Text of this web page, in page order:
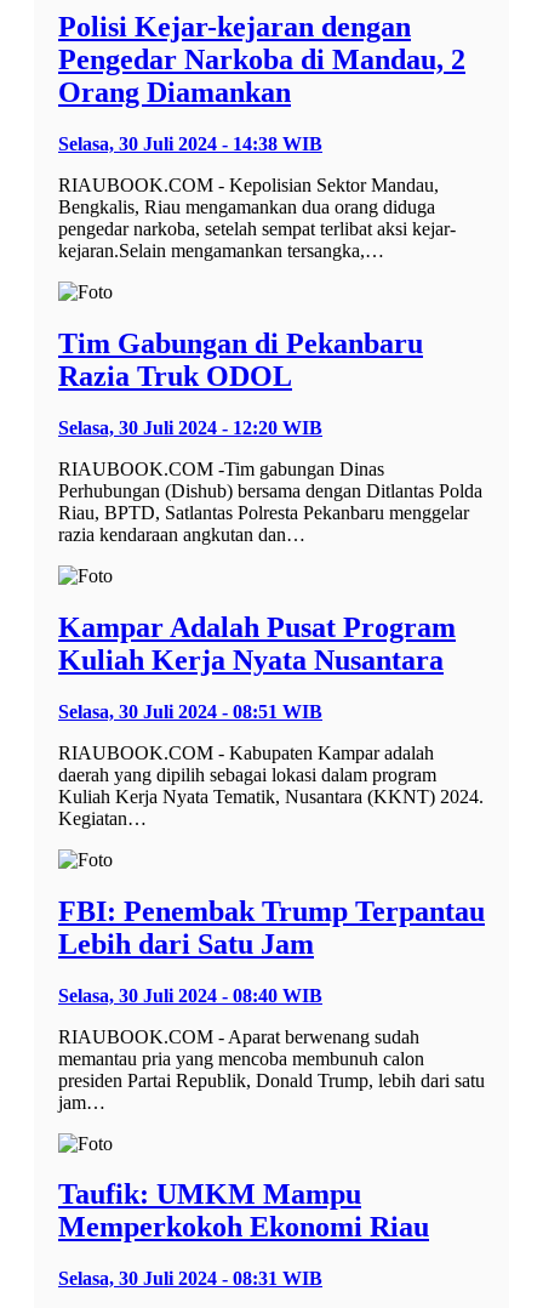
Polisi Kejar-kejaran dengan
Pengedar Narkoba di Mandau, 2
Orang Diamankan
Selasa, 30 Juli 2024 - 14:38 WIB
RIAUBOOK.COM - Kepolisian Sektor Mandau,
Bengkalis, Riau mengamankan dua orang diduga
pengedar narkoba, setelah sempat terlibat aksi kejar-
kejaran.Selain mengamankan tersangka,…
Tim Gabungan di Pekanbaru
Razia Truk ODOL
Selasa, 30 Juli 2024 - 12:20 WIB
RIAUBOOK.COM -Tim gabungan Dinas
Perhubungan (Dishub) bersama dengan Ditlantas Polda
Riau, BPTD, Satlantas Polresta Pekanbaru menggelar
razia kendaraan angkutan dan…
Kampar Adalah Pusat Program
Kuliah Kerja Nyata Nusantara
Selasa, 30 Juli 2024 - 08:51 WIB
RIAUBOOK.COM - Kabupaten Kampar adalah
daerah yang dipilih sebagai lokasi dalam program
Kuliah Kerja Nyata Tematik, Nusantara (KKNT) 2024.
Kegiatan…
FBI: Penembak Trump Terpantau
Lebih dari Satu Jam
Selasa, 30 Juli 2024 - 08:40 WIB
RIAUBOOK.COM - Aparat berwenang sudah
memantau pria yang mencoba membunuh calon
presiden Partai Republik, Donald Trump, lebih dari satu
jam…
Taufik: UMKM Mampu
Memperkokoh Ekonomi Riau
Selasa, 30 Juli 2024 - 08:31 WIB